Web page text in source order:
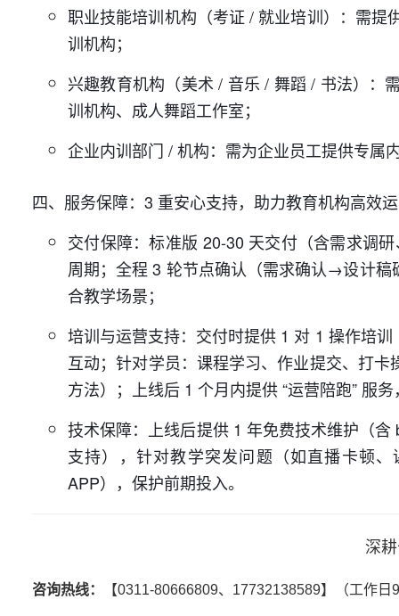
职业技能培训机构（考证 / 就业培训）：需
训机构；
兴趣教育机构（美术 / 音乐 / 舞蹈 / 书法）：
训机构、成人舞蹈工作室；
企业内训部门 / 机构：需为企业员工提供专属
四、服务保障：3 重安心支持，助力教育机构高效
交付保障：标准版 20-30 天交付（含需求调
周期；全程 3 轮节点确认（需求确认→设计
合教学场景；
培训与运营支持：交付时提供 1 对 1 操作培
互动；针对学员：课程学习、作业提交、打
方法）；上线后 1 个月内提供 “运营陪跑” 服
技术保障：上线后提供 1 年免费技术维护（
支持），针对教学突发问题（如直播卡顿
APP），保护前期投入。
深
咨询热线： 【0311-80666809、17732138589】（工作